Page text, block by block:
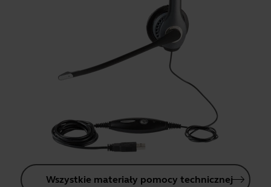
Wszystkie materiały pomocy technicznej